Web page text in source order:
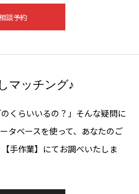
談予約
マッチング♪
くらいいるの？」そんな疑問に
タベースを使って、あなたのご
手作業】にてお調べいたしま